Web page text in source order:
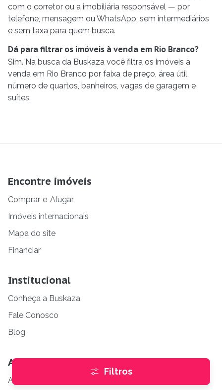
Filtros
com o corretor ou a imobiliária responsável — por
telefone, mensagem ou WhatsApp, sem intermediários
e sem taxa para quem busca.
Dá para filtrar os imóveis à venda em Rio Branco?
Sim. Na busca da Buskaza você filtra os imóveis à
venda em Rio Branco por faixa de preço, área útil,
número de quartos, banheiros, vagas de garagem e
suítes.
Encontre imóveis
Comprar e Alugar
Imóveis internacionais
Mapa do site
Financiar
Institucional
Conheça a Buskaza
Fale Conosco
Blog
Anunciante
Anuncie gratuitamente